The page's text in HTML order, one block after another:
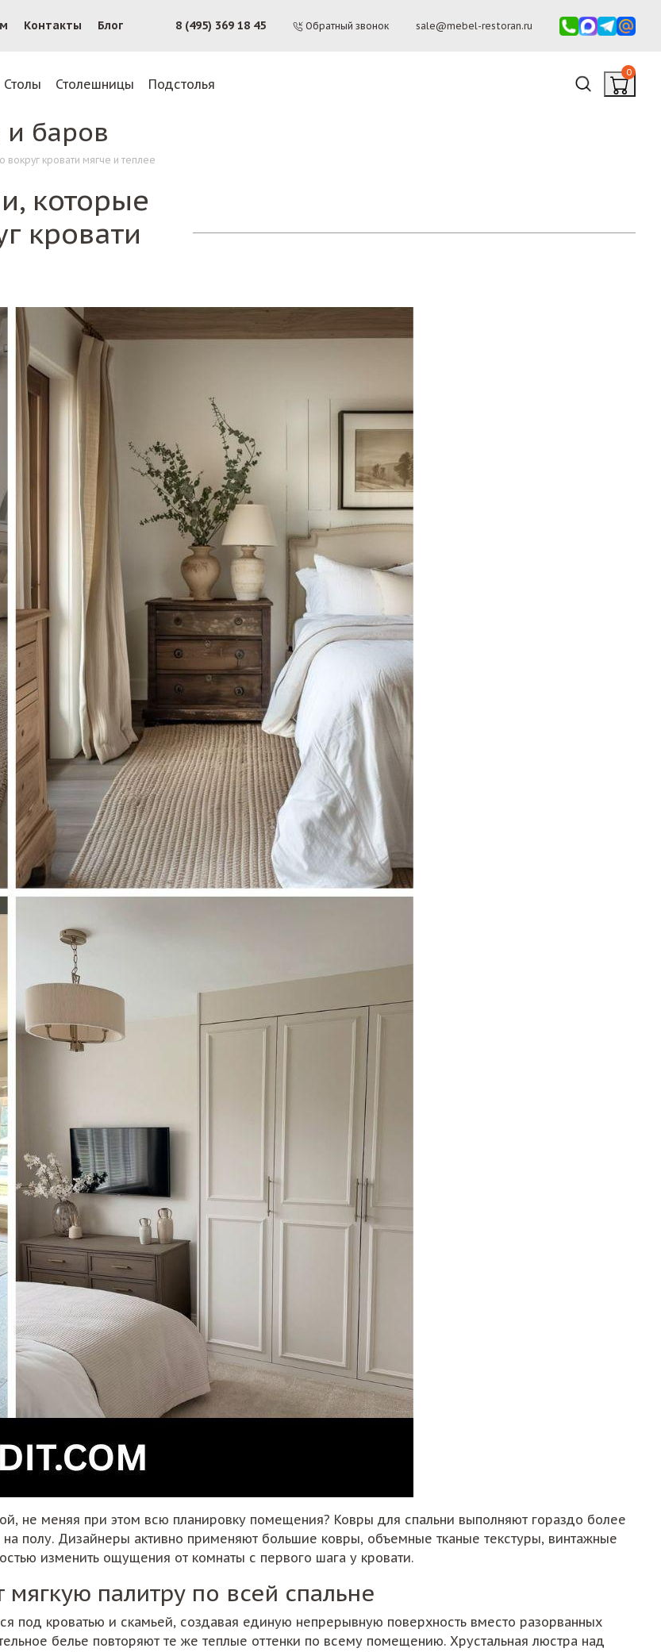
Контакты Блог 8 (495) 369 18 45 Обратный звонок sale@mebel-restoran.ru
Столы Столешницы Подстолья
0
и баров
вокруг кровати мягче и теплее
которые
кровати
не меняя при этом всю планировку помещения? Ковры для спальни выполняют гораздо более
полу. Дизайнеры активно применяют большие ковры, объемные тканые текстуры, винтажные
изменить ощущения от комнаты с первого шага у кровати.
палитру по всей спальне
под кроватью и скамьей, создавая единую непрерывную поверхность вместо разорванных
белье повторяют те же теплые оттенки по всему помещению. Хрустальная люстра над